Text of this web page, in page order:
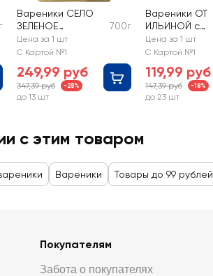
Вареники СЕЛО
ЗЕЛЕНОЕ
Фермерский обед,
с картофелем и
700г
Цена за 1 шт
С Картой №1
249,99 руб
347,39 руб -28%
до 13 шт
Вареники ОТ
ИЛЬИНОЙ с
картофелем и
грибами
Цена за 1 шт
С Картой №1
119,99 руб
147,39 руб -18%
до 23 шт
с этим товаром
Вареники Товары до 99 рублей
Покупателям
Забота о покупателях